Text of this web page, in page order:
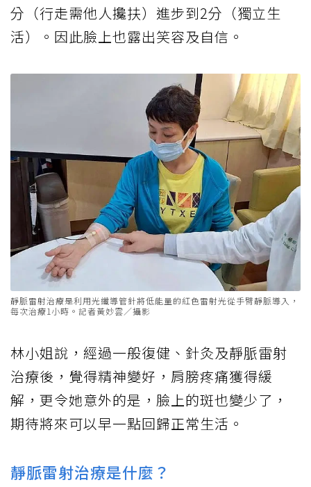
分（行走需他人攙扶）進步到2分（獨立生
活）。因此臉上也露出笑容及自信。
靜脈雷射治療是利用光纖導管針將低能量的紅色雷射光從手臂靜脈導入，
每次治療1小時。記者黃妙雲／攝影
林小姐說，經過一般復健、針灸及靜脈雷射
治療後，覺得精神變好，肩膀疼痛獲得緩
解，更令她意外的是，臉上的斑也變少了，
期待將來可以早一點回歸正常生活。
靜脈雷射治療是什麼？